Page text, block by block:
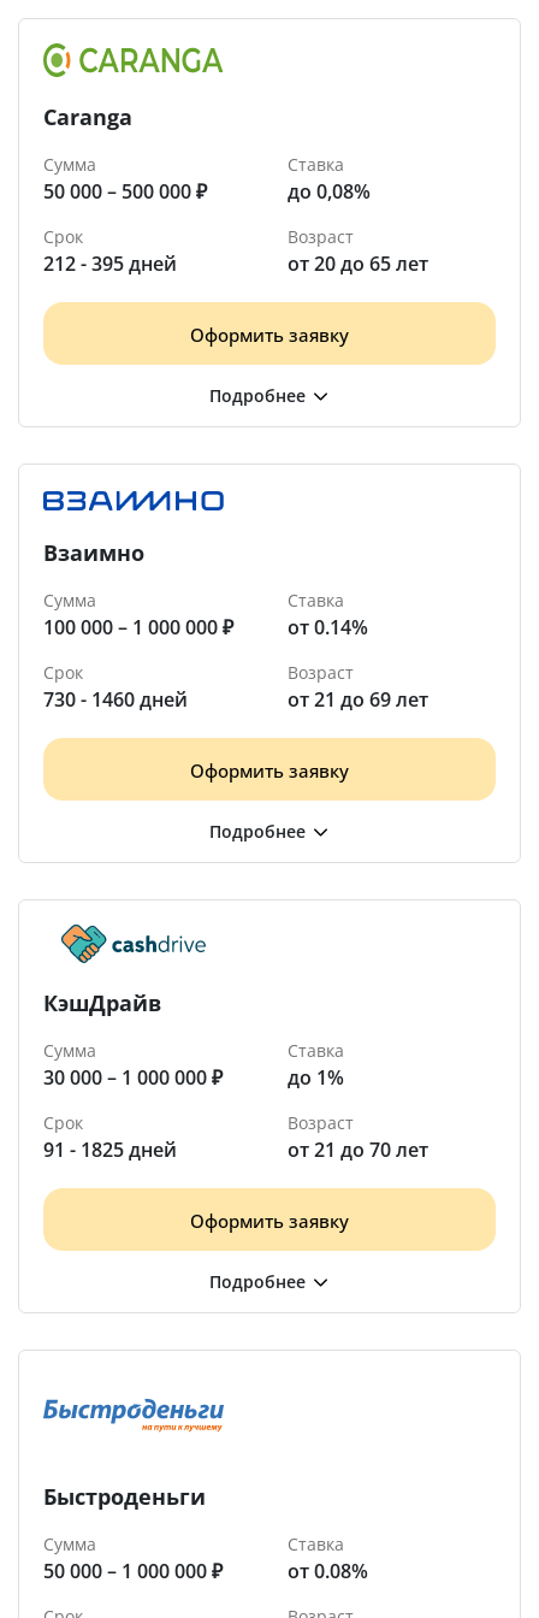
Caranga
Сумма
50 000 – 500 000 ₽
Ставка
до 0,08%
Срок
212 - 395 дней
Возраст
от 20 до 65 лет
Оформить заявку
Взаимно
Сумма
100 000 – 1 000 000 ₽
Ставка
от 0.14%
Срок
730 - 1460 дней
Возраст
от 21 до 69 лет
Оформить заявку
КэшДрайв
Сумма
30 000 – 1 000 000 ₽
Ставка
до 1%
Срок
91 - 1825 дней
Возраст
от 21 до 70 лет
Оформить заявку
Быстроденьги
Сумма
50 000 – 1 000 000 ₽
Ставка
от 0.08%